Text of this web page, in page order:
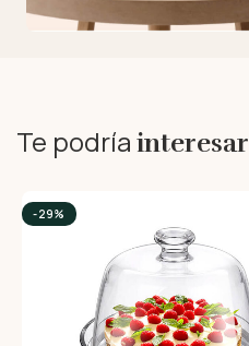
Te podría interesar
-29%